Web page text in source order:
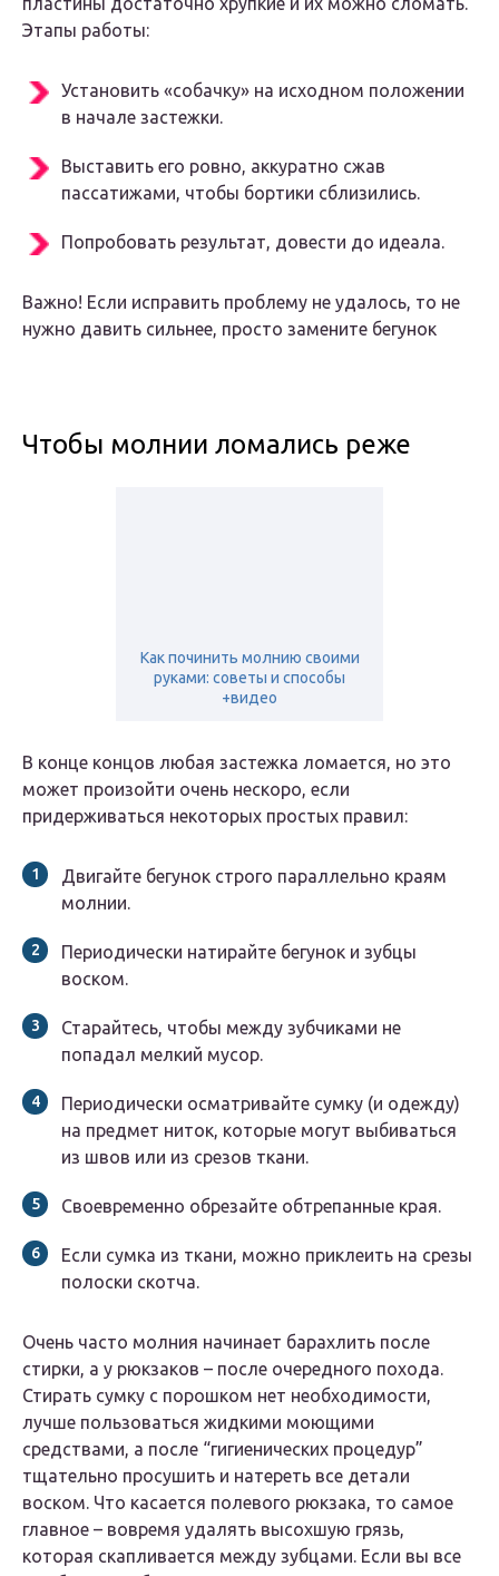
Этапы работы:
Установить «собачку» на исходном положении
в начале застежки.
Выставить его ровно, аккуратно сжав
пассатижами, чтобы бортики сблизились.
Попробовать результат, довести до идеала.
Важно! Если исправить проблему не удалось, то не
нужно давить сильнее, просто замените бегунок
Чтобы молнии ломались реже
Как починить молнию своими
руками: советы и способы
+видео
В конце концов любая застежка ломается, но это
может произойти очень нескоро, если
придерживаться некоторых простых правил:
Двигайте бегунок строго параллельно краям
молнии.
Периодически натирайте бегунок и зубцы
воском.
Старайтесь, чтобы между зубчиками не
попадал мелкий мусор.
Периодически осматривайте сумку (и одежду)
на предмет ниток, которые могут выбиваться
из швов или из срезов ткани.
Своевременно обрезайте обтрепанные края.
Если сумка из ткани, можно приклеить на срезы
полоски скотча.
Очень часто молния начинает барахлить после
стирки, а у рюкзаков – после очередного похода.
Стирать сумку с порошком нет необходимости,
лучше пользоваться жидкими моющими
средствами, а после “гигиенических процедур”
тщательно просушить и натереть все детали
воском. Что касается полевого рюкзака, то самое
главное – вовремя удалять высохшую грязь,
которая скапливается между зубцами. Если вы все